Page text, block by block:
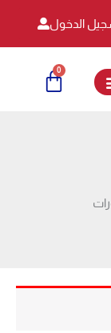
الدخول
0
Cart